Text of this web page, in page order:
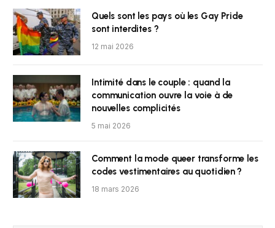
Quels sont les pays où les Gay Pride
sont interdites ?
12 mai 2026
Intimité dans le couple : quand la
communication ouvre la voie à de
nouvelles complicités
5 mai 2026
Comment la mode queer transforme les
codes vestimentaires au quotidien ?
18 mars 2026